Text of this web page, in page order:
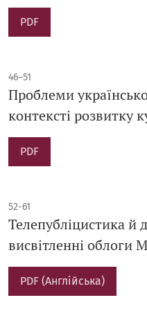
PDF
46–51
Проблеми
контексті розвитку
PDF
52-61
Телепубліцистика й
висвітленні облоги
PDF (Англійська)